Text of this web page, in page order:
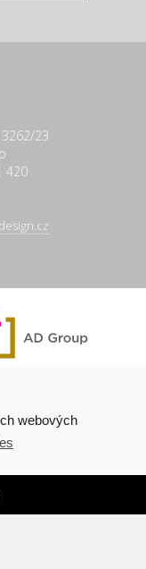
23
420
osobních údajů|
webových